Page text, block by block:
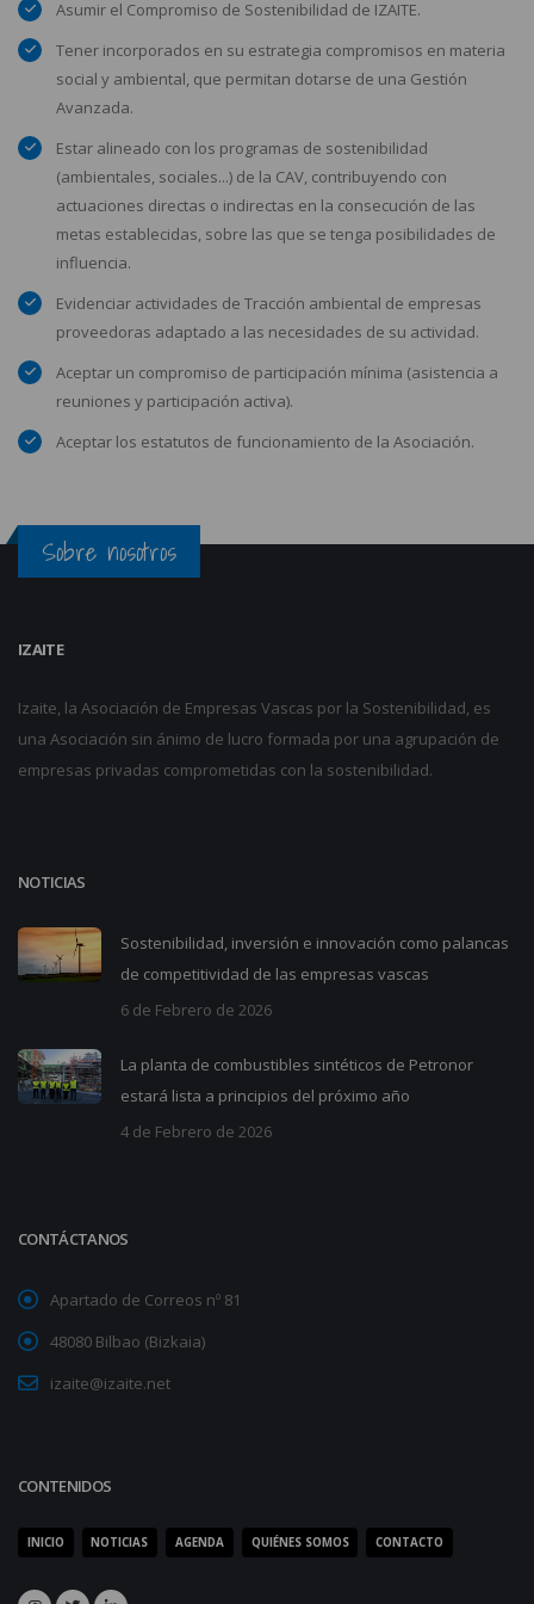
Asumir el Compromiso de Sostenibilidad de IZAITE.
Tener incorporados en su estrategia compromisos en materia
social y ambiental, que permitan dotarse de una Gestión
Avanzada.
Estar alineado con los programas de sostenibilidad
(ambientales, sociales...) de la CAV, contribuyendo con
actuaciones directas o indirectas en la consecución de las
metas establecidas, sobre las que se tenga posibilidades de
influencia.
Evidenciar actividades de Tracción ambiental de empresas
proveedoras adaptado a las necesidades de su actividad.
Aceptar un compromiso de participación mínima (asistencia a
reuniones y participación activa).
Aceptar los estatutos de funcionamiento de la Asociación.
Sobre nosotros
IZAITE
Izaite, la Asociación de Empresas Vascas por la Sostenibilidad, es
una Asociación sin ánimo de lucro formada por una agrupación de
empresas privadas comprometidas con la sostenibilidad.
NOTICIAS
Sostenibilidad, inversión e innovación como palancas
de competitividad de las empresas vascas
6 de Febrero de 2026
La planta de combustibles sintéticos de Petronor
estará lista a principios del próximo año
4 de Febrero de 2026
CONTÁCTANOS
Apartado de Correos nº 81
48080 Bilbao (Bizkaia)
izaite@izaite.net
CONTENIDOS
INICIO NOTICIAS AGENDA QUIÉNES SOMOS CONTACTO